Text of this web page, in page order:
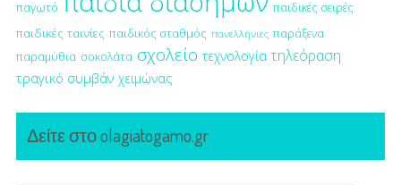
παγωτό
παιδικές σειρές
παιδικές ταινίες παιδικός σταθμός πανελλήνιες παράξενα
παραμύθια σοκολάτα σχολείο τεχνολογία τηλεόραση
τραγικό συμβάν χειμώνας
Δείτε στο olagiatogamo.gr